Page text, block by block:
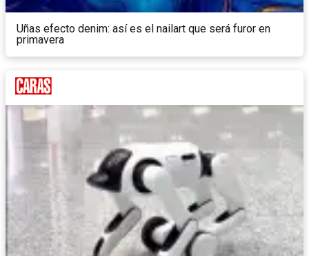
Uñas efecto denim: así es el nailart que será furor en
primavera